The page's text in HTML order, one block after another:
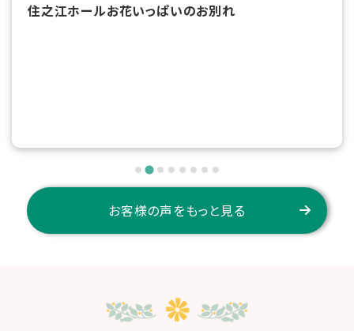
住之江ホールお花いっぱいのお別れ
お客様の声をもっと見る